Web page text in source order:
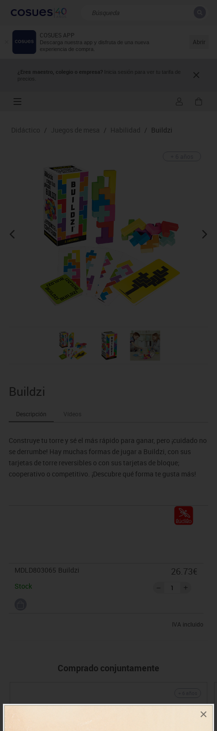
×
COSUES APP
Descarga nuestra app y disfruta de una nueva
experiencia de compra.
Abrir
¿Eres maestro, colegio o empresa? Inicia sesión para ver tu tarifa de
precios.
Resultados de la búsqueda
Didáctico / Juegos de mesa / Habilidad / Buildzi
Buildzi
Descripción Vídeos
Construye tu torre y sé el más rápido para ganar, pero ¡cuidado no
se derrumbe! Hay muchas formas de jugar a Buildzi, con sus
tarjetas de torre reversibles o con sus tarjetas de bloque;
cooperativo o competitivo. ¡Descubre qué forma te gusta más!
MDLD803065 Buildzi
Stock
26.73€
IVA incluido
Comprado conjuntamente